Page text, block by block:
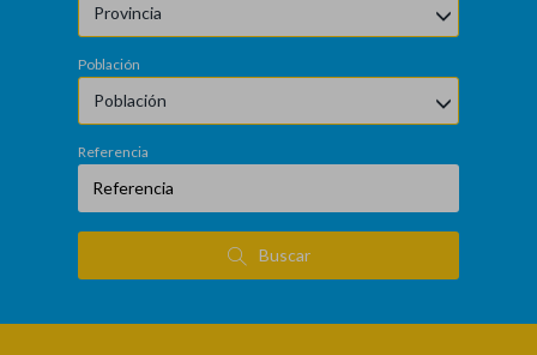
Provincia
Población
Población
Referencia
Buscar